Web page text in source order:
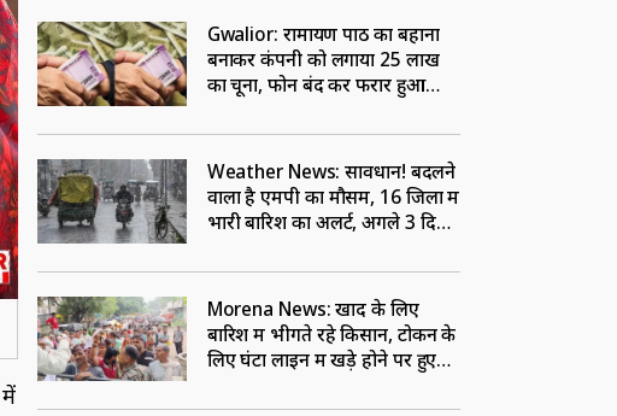
Gwalior: रामायण पाठ का बहाना
बनाकर कंपनी को लगाया 25 लाख
का चूना, फोन बंद कर फरार हुआ
Weather News: सावधान! बदलने
वाला है एमपी का मौसम, 16 जिलों में
भारी बारिश का अलर्ट, अगले 3 दिन
Morena News: खाद के लिए
बारिश में भीगते रहे किसान, टोकन के
लिए घंटों लाइन में खड़े होने पर हुए